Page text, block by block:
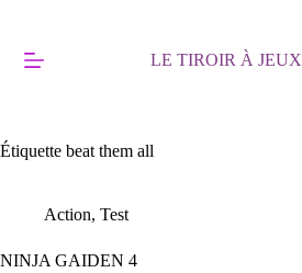
LE TIROIR À JEUX
Étiquette beat them all
Action, Test
NINJA GAIDEN 4